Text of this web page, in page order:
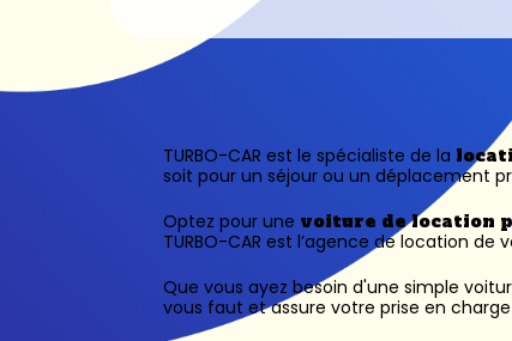
TURBO-CAR est le spécialiste de la
soit pour un séjour ou un déplacement
Optez pour une voiture de location
TURBO-CAR est l’agence de location de
Que vous ayez besoin d'une simple
vous faut et assure votre prise en